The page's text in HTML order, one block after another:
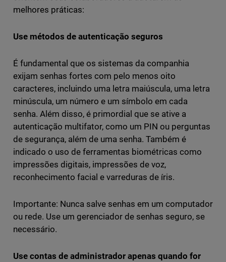
melhores práticas:
Use métodos de autenticação seguros
É fundamental que os sistemas da companhia
exijam senhas fortes com pelo menos oito
caracteres, incluindo uma letra maiúscula, uma letra
minúscula, um número e um símbolo em cada
senha. Além disso, é primordial que se ative a
autenticação multifator, como um PIN ou perguntas
de segurança, além de uma senha. Também é
indicado o uso de ferramentas biométricas como
impressões digitais, impressões de voz,
reconhecimento facial e varreduras de íris.
Importante: Nunca salve senhas em um computador
ou rede. Use um gerenciador de senhas seguro, se
necessário.
Use contas de administrador apenas quando for